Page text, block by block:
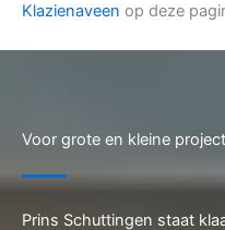
Klazienaveen op deze
Voor grote en kleine
Prins Schuttingen staat